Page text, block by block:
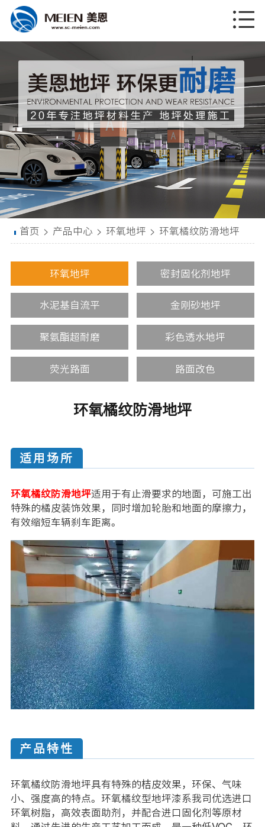
首页 > 产品中心 > 环氧地坪 > 环氧橘纹防滑地坪
环氧地坪 密封固化剂地坪
水泥基自流平 金刚砂地坪
聚氨酯超耐磨 彩色透水地坪
荧光路面 路面改色
环氧橘纹防滑地坪
适用场所
环氧橘纹防滑地坪适用于有止滑要求的地面，可施工出
特殊的橘皮装饰效果，同时增加轮胎和地面的摩擦力，
有效缩短车辆刹车距离。
产品特性
环氧橘纹防滑地坪具有特殊的桔皮效果，环保、气味
小、强度高的特点。环氧橘纹型地坪漆系我司优选进口
环氧树脂，高效表面助剂，并配合进口固化剂等原材